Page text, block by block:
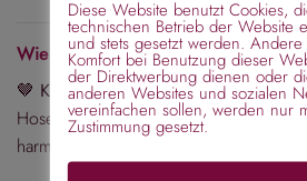
Wie kombiniert man Dunkelbraun?
🤎 Klassisch und stilvoll:Trage den
Hose und einem cremefarbenen
harmonischen, warmen Look.
Diese Website benutzt Cookies,
technischen Betrieb der Website
und stets gesetzt werden.
Komfort bei Benutzung dieser
der Direktwerbung dienen oder
anderen Websites und sozialen
vereinfachen sollen, werden nur
Zustimmung gesetzt.